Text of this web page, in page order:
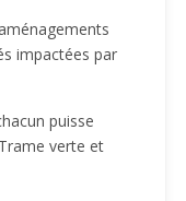
impactées par
puisse
verte et